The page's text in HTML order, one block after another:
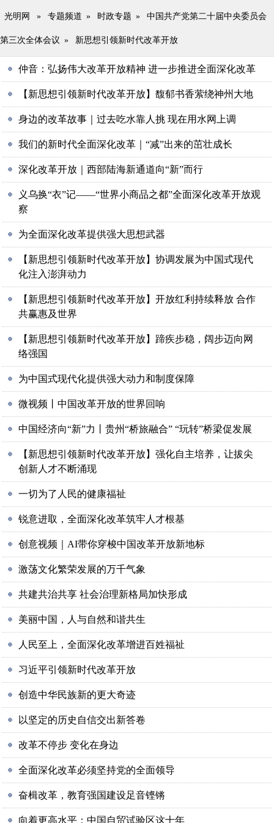
光明网 » 专题频道 » 时政专题 » 中国共产党第二十届中央委员会
第三次全体会议 » 新思想引领新时代改革开放
仲音：弘扬伟大改革开放精神 进一步推进全面深化改革
【新思想引领新时代改革开放】馥郁书香萦绕神州大地
身边的改革故事｜过去吃水靠人挑 现在用水网上调
我们的新时代全面深化改革｜“减”出来的茁壮成长
深化改革开放｜西部陆海新通道向“新”而行
义乌换“衣”记——“世界小商品之都”全面深化改革开放观
察
为全面深化改革提供强大思想武器
【新思想引领新时代改革开放】协调发展为中国式现代
化注入澎湃动力
【新思想引领新时代改革开放】开放红利持续释放 合作
共赢惠及世界
【新思想引领新时代改革开放】蹄疾步稳，阔步迈向网
络强国
为中国式现代化提供强大动力和制度保障
微视频丨中国改革开放的世界回响
中国经济向“新”力丨贵州“桥旅融合” “玩转”桥梁促发展
【新思想引领新时代改革开放】强化自主培养，让拔尖
创新人才不断涌现
一切为了人民的健康福祉
锐意进取，全面深化改革筑牢人才根基
创意视频｜AI带你穿梭中国改革开放新地标
激荡文化繁荣发展的万千气象
共建共治共享 社会治理新格局加快形成
美丽中国，人与自然和谐共生
人民至上，全面深化改革增进百姓福祉
习近平引领新时代改革开放
创造中华民族新的更大奇迹
以坚定的历史自信交出新答卷
改革不停步 变化在身边
全面深化改革必须坚持党的全面领导
奋楫改革，教育强国建设足音铿锵
向着更高水平：中国自贸试验区这十年